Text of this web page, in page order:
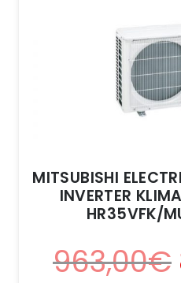
MITSUBISHI
INVERTER
HR35VFK/
963,00€